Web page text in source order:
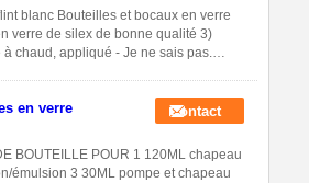
blanc Bouteilles et bocaux en verre
verre de silex de bonne qualité 3)
chaud, appliqué - Je ne sais pas.
en verre
Contact
BOUTEILLE POUR 1 120ML chapeau
émulsion 3 30ML pompe et chapeau